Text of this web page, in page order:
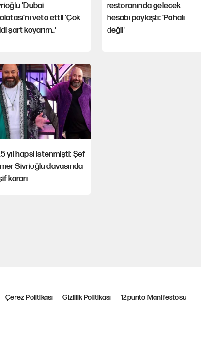
'Dubai
veto etti! 'Çok
şart koyarım..'
restoranında gelecek
hesabı paylaştı: 'Pahalı
değil'
yıl hapsi istenmişti: Şef
Sivrioğlu davasında
kararı
Çerez Politikası Gizlilik Politikası 12punto Manifestosu